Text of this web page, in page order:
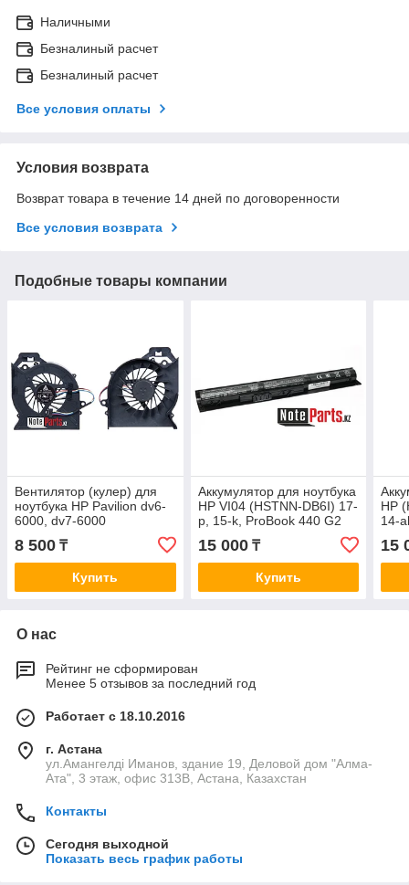
Наличными
Безналиный расчет
Безналиный расчет
Все условия оплаты
Условия возврата
Возврат товара в течение 14 дней по договоренности
Все условия возврата
Подобные товары компании
Вентилятор (кулер) для
ноутбука HP Pavilion dv6-
6000, dv7-6000
8 500 ₸
Купить
Аккумулятор для ноутбука
HP VI04 (HSTNN-DB6I) 17-
p, 15-k, ProBook 440 G2
15 000₸
Купить
HP
14-
15
О нас
Рейтинг не сформирован
Менее 5 отзывов за последний год
Работает с 18.10.2016
г. Астана
ул.Амангелді Иманов, здание 19, Деловой дом "Алма-
Ата", 3 этаж, офис 313В, Астана, Казахстан
Контакты
Сегодня выходной
Показать весь график работы